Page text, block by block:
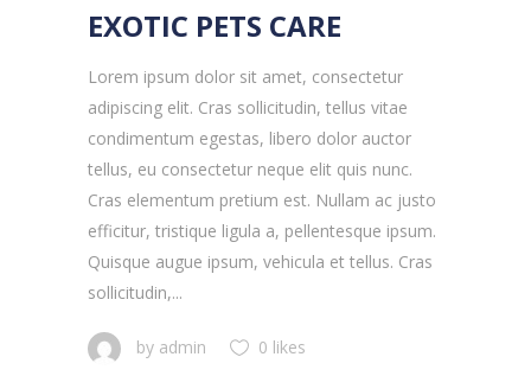
EXOTIC PETS CARE
Lorem ipsum dolor sit amet, consectetur
adipiscing elit. Cras sollicitudin, tellus vitae
condimentum egestas, libero dolor auctor
tellus, eu consectetur neque elit quis nunc.
Cras elementum pretium est. Nullam ac justo
efficitur, tristique ligula a, pellentesque ipsum.
Quisque augue ipsum, vehicula et tellus. Cras
sollicitudin,...
by admin
0 likes